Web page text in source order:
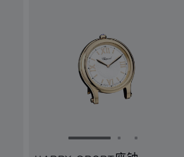
片 2
灯片 3
转到幻灯片 1转到幻灯
转到幻